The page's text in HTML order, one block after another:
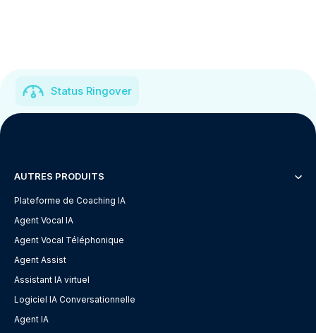
Status Ringover
AUTRES PRODUITS
Plateforme de Coaching IA
Agent Vocal IA
Agent Vocal Téléphonique
Agent Assist
Assistant IA virtuel
Logiciel IA Conversationnelle
Agent IA